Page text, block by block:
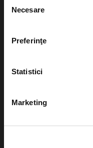
consimțământului
Necesare
Preferinţe
Statistici
Marketing
Evenimente
Teatru
festivaluri
Diverse